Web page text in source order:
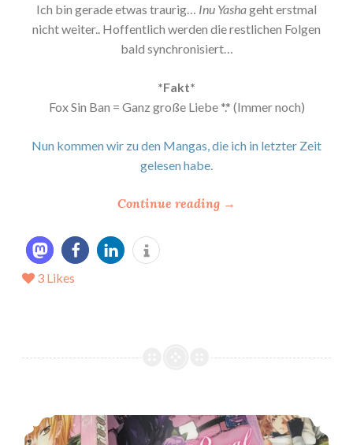
Ich bin gerade etwas traurig… Inu Yashageht erstmal
nicht weiter.. Hoffentlich werden die restlichen Folgen
bald synchronisiert…
*Fakt*
Fox Sin Ban = Ganz große Liebe *.* (Immer noch)
Nun kommen wir zu den Mangas, die ich in letzter Zeit
gelesen habe.
Continue reading “
–
n
g
→
3 Likes
*Mangas – What doesn’t kill you makes you stronger*